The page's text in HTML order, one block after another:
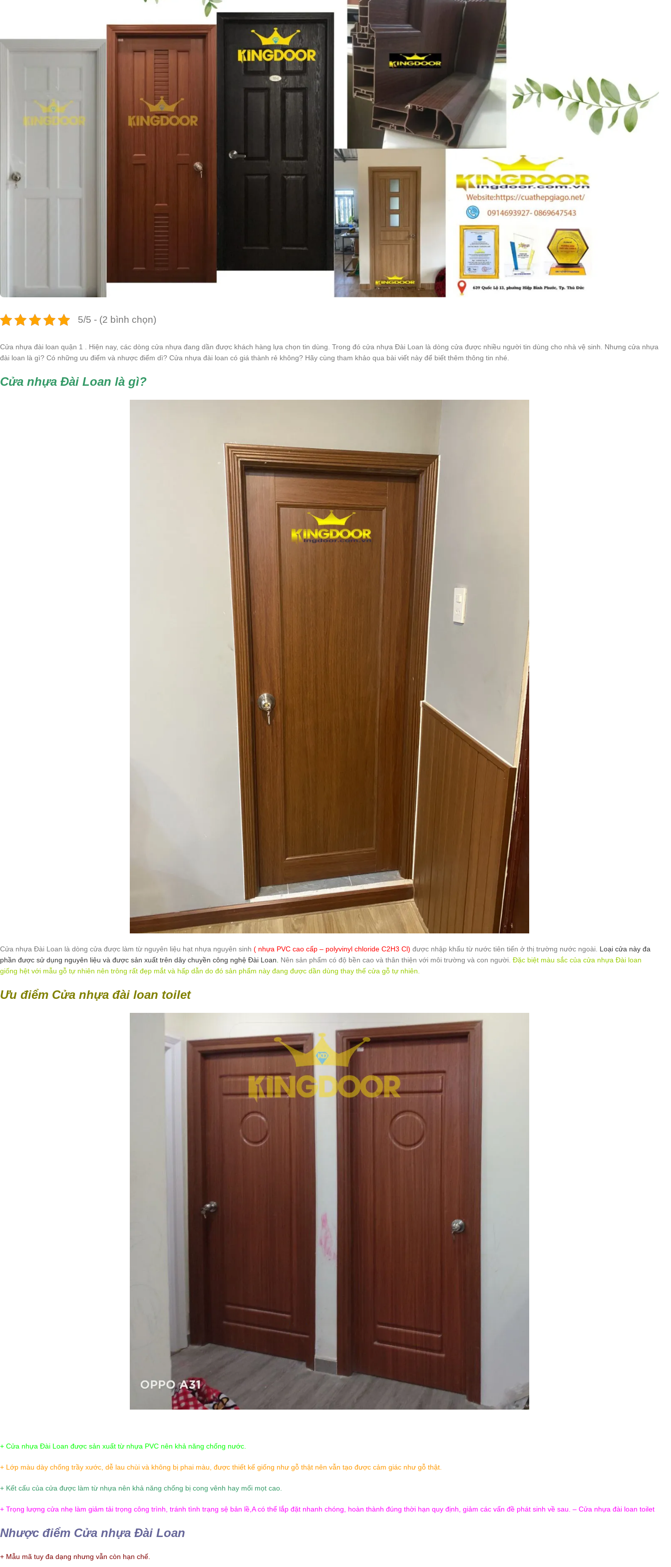
5/5 - (2 bình chọn)
Cửa nhựa đài loan quận 1 . Hiện nay, các dòng cửa nhựa đang dần được khách hàng lựa chọn tin dùng. Trong đó cửa nhựa Đài Loan là dòng cửa được nhiều người tin dùng cho nhà vệ sinh. Nhưng cửa nhựa
đài loan là gì? Có những ưu điểm và nhược điểm dì? Cửa nhựa đài loan có giá thành rẻ không? Hãy cùng tham khảo qua bài viết này để biết thêm thông tin nhé.
Cửa nhựa Đài Loan là gì?
Cửa nhựa Đài Loan là dòng cửa được làm từ nguyên liệu hạt nhựa nguyên sinh ( nhựa PVC cao cấp – polyvinyl chloride C2H3 Cl) được nhập khẩu từ nước tiên tiến ở thị trường nước ngoài. Loại cửa này đa
phần được sử dụng nguyên liệu và được sản xuất trên dây chuyền công nghệ Đài Loan. Nên sản phẩm có độ bền cao và thân thiện với môi trường và con người. Đặc biệt màu sắc của cửa nhựa Đài loan
giống hệt với mẫu gỗ tự nhiên nên trông rất đẹp mắt và hấp dẫn do đó sản phẩm này đang được dần dùng thay thế cửa gỗ tự nhiên.
Ưu điểm Cửa nhựa đài loan toilet
+ Cửa nhựa Đài Loan được sản xuất từ nhựa PVC nên khả năng chống nước.
+ Lớp màu dày chống trầy xước, dễ lau chùi và không bị phai màu, được thiết kế giống như gỗ thật nên vẫn tạo được cảm giác như gỗ thật.
+ Kết cấu của cửa được làm từ nhựa nên khả năng chống bị cong vênh hay mối mọt cao.
+ Trọng lượng cửa nhẹ làm giảm tải trọng công trình, tránh tình trạng sệ bản lề,A có thể lắp đặt nhanh chóng, hoàn thành đúng thời hạn quy định, giảm các vấn đề phát sinh về sau. – Cửa nhựa đài loan toilet
Nhược điểm Cửa nhựa Đài Loan
+ Mẫu mã tuy đa dạng nhưng vẫn còn hạn chế.